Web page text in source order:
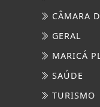
CÂMARA
GERAL
MARICÁ
SAÚDE
TURISMO